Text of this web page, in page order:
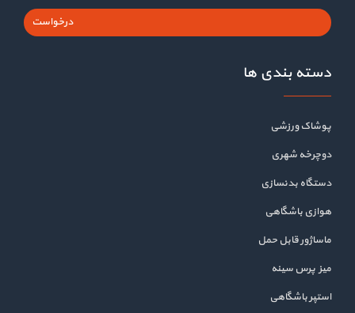
درخواست
دسته بندی ها
پوشاک ورزشی
دوچرخه شهری
دستگاه بدنسازی
هوازی باشگاهی
ماساژور قابل حمل
میز پرس سینه
استپر باشگاهی